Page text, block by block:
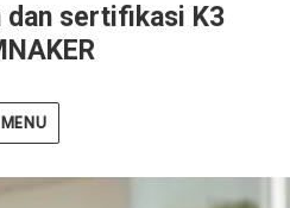
dan sertifikasi K3
MENU